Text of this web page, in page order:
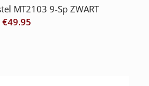
MT2103 9-Sp ZWART
€49.95